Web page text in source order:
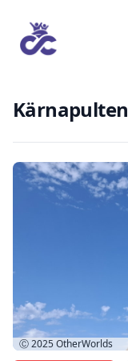
Kärnapulten
Ⓒ 2025OtherWorlds